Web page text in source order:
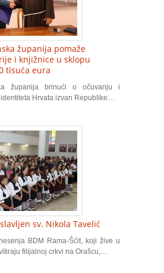
županija pomaže
i knjižnice u sklopu
tisuća eura
županija brinući o očuvanju i
Hrvata izvan Republike…
sv. Nikola Tavelić
BDM Rama-Šćit, koji žive u
filijalnoj crkvi na Orašcu,…